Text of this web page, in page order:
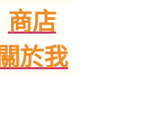
商店
關於我